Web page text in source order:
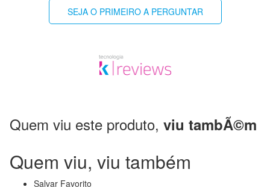
SEJA O PRIMEIRO A PERGUNTAR
Quem viu este produto, viu tambÃ©m
Quem viu, viu também
Salvar Favorito